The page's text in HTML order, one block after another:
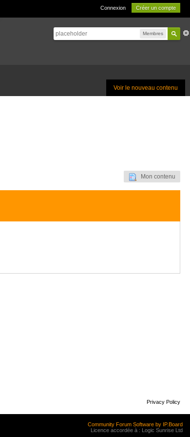
Connexion Créer un compte
Membres
Voir le nouveau contenu
Mon contenu
Privacy Policy
Community Forum Software by IP.Board
Licence accordée à : Logic Sunrise Ltd